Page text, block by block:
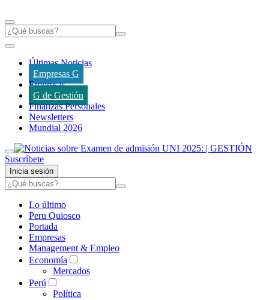
Últimas Noticias
Empresas G
Empresas
G de Gestión
Finanzas Personales
Newsletters
Mundial 2026
Suscríbete
Inicia sesión
Lo último
Peru Quiosco
Portada
Empresas
Management & Empleo
Economía
Mercados
Perú
Política